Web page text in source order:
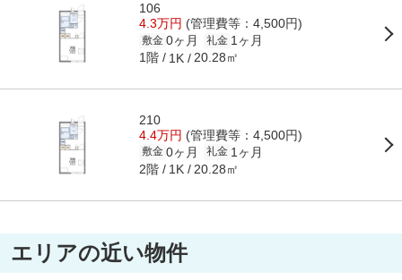
106
4.3万円 (管理費等：4,500円)
敷金 0ヶ月 礼金 1ヶ月
1階 1K 20.28㎡
210
4.4万円 (管理費等：4,500円)
敷金 0ヶ月 礼金 1ヶ月
2階 1K 20.28㎡
エリアの近い物件